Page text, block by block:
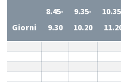
Giorni
8.45-
9.30
9.35-
10.20